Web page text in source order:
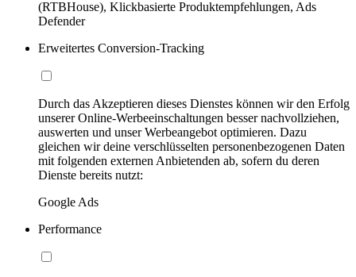
(RTBHouse), Klickbasierte Produktempfehlungen, Ads
Defender
Erweitertes Conversion-Tracking
Durch das Akzeptieren dieses Dienstes können wir den Erfolg
unserer Online-Werbeeinschaltungen besser nachvollziehen,
auswerten und unser Werbeangebot optimieren. Dazu
gleichen wir deine verschlüsselten personenbezogenen Daten
mit folgenden externen Anbietenden ab, sofern du deren
Dienste bereits nutzt:
Google Ads
Performance